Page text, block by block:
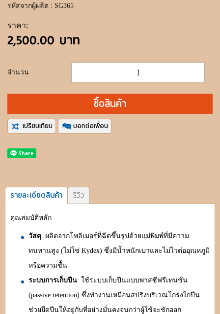
รหัสจากผู้ผลิต : SG365
ราคา:
2,500.00 บาท
จำนวน
ซื้อสินค้า
เปรียบเทียบ บอกต่อเพื่อน
รายละเอียดสินค้า รีวิว
คุณสมบัติหลัก
วัสดุ: ผลิตจากโพลิเมอร์ที่ฉีดขึ้นรูปด้วยแม่พิมพ์ที่มีความ
ทนทานสูง (ไม่ใช่ Kydex) ซึ่งมีน้ำหนักเบาและไม่ไวต่ออุณหภูมิ
หรือความชื้น
ระบบการเก็บปืน: ใช้ระบบเก็บปืนแบบพาสซีฟรีเทนชั่น
(passive retention) ซึ่งทำงานเหมือนสปริงบริเวณโกร่งไกปืน
ช่วยยึดปืนให้อยู่กับที่อย่างมั่นคงจนกว่าผู้ใช้จะชักออก